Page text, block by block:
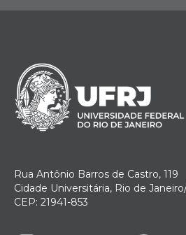
Rua Antônio Barros de Castro, 119
Cidade Universitária, Rio de
CEP: 21941-853